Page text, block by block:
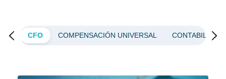
CFO COMPENSACIÓN UNIVERSAL